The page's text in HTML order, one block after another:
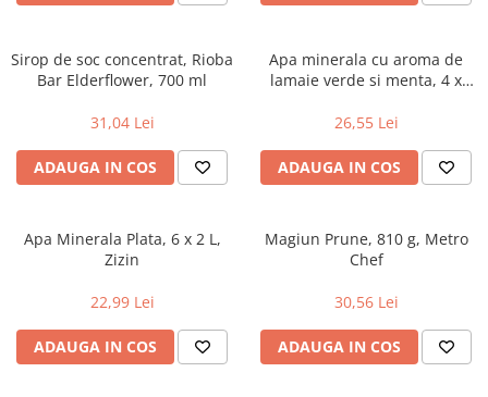
Sirop de soc concentrat, Rioba
Bar Elderflower, 700 ml
31,04 Lei
ADAUGA IN COS
Apa minerala cu aroma de
lamaie verde si menta, 4 x
26,55 Lei
ADAUGA IN COS
Apa Minerala Plata, 6 x 2 L,
Zizin
22,99 Lei
ADAUGA IN COS
Magiun Prune, 810 g, Metro
Chef
30,56 Lei
ADAUGA IN COS